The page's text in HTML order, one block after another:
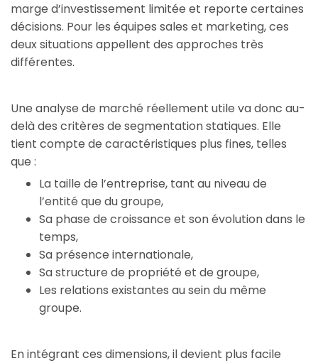
marge d’investissement limitée et reporte certaines
décisions. Pour les équipes sales et marketing, ces
deux situations appellent des approches très
différentes.
Une analyse de marché réellement utile va donc au-
delà des critères de segmentation statiques. Elle
tient compte de caractéristiques plus fines, telles
que :
La taille de l’entreprise, tant au niveau de
l’entité que du groupe,
Sa phase de croissance et son évolution dans le
temps,
Sa présence internationale,
Sa structure de propriété et de groupe,
Les relations existantes au sein du même
groupe.
En intégrant ces dimensions, il devient plus facile